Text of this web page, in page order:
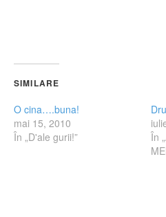
SIMILARE
O cina….buna!
mai 15, 2010
În „D'ale gurii!”
În